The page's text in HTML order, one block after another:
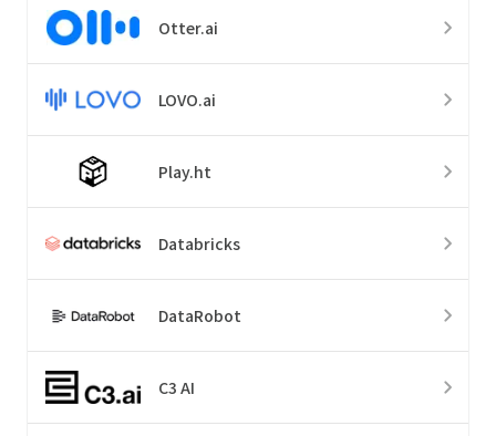
Otter.ai
LOVO.ai
Play.ht
Databricks
DataRobot
C3 AI